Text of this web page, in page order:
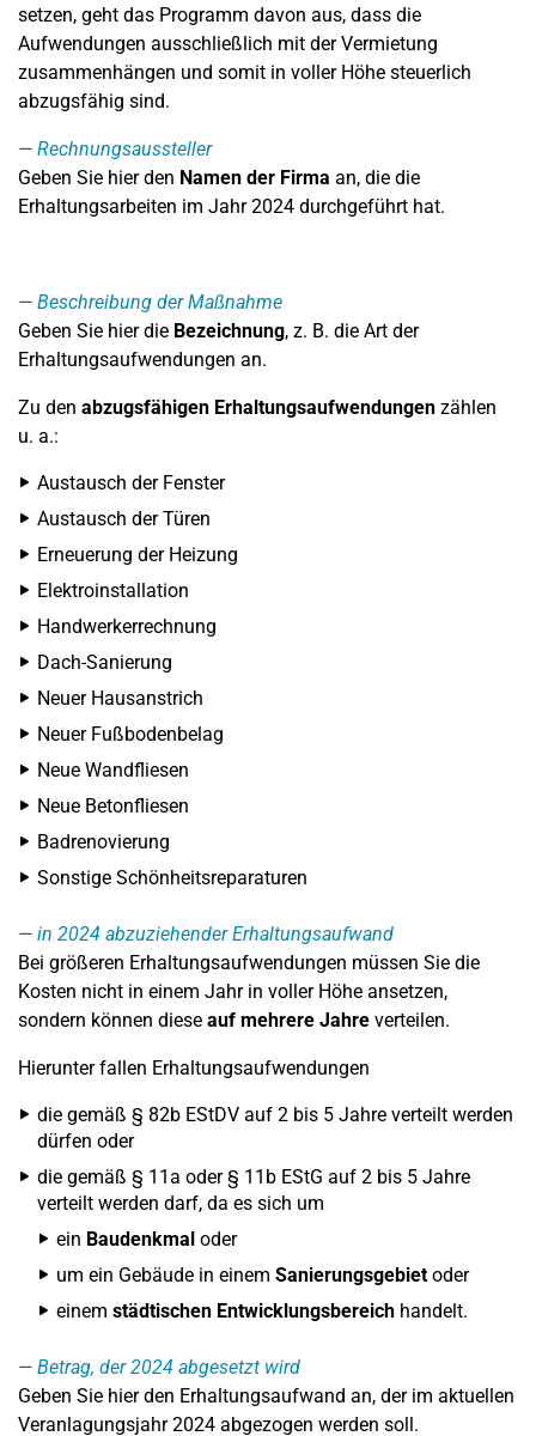
setzen, geht das Programm davon aus, dass die
Aufwendungen ausschließlich mit der Vermietung
zusammenhängen und somit in voller Höhe steuerlich
abzugsfähig sind.
Rechnungsaussteller
Geben Sie hier den Namen der Firma an, die die
Erhaltungsarbeiten im Jahr 2024 durchgeführt hat.
Beschreibung der Maßnahme
Geben Sie hier die Bezeichnung, z. B. die Art der
Erhaltungsaufwendungen an.
Zu den abzugsfähigen Erhaltungsaufwendungen zählen
u. a.:
Austausch der Fenster
Austausch der Türen
Erneuerung der Heizung
Elektroinstallation
Handwerkerrechnung
Dach-Sanierung
Neuer Hausanstrich
Neuer Fußbodenbelag
Neue Wandfliesen
Neue Betonfliesen
Badrenovierung
Sonstige Schönheitsreparaturen
in 2024 abzuziehender Erhaltungsaufwand
Bei größeren Erhaltungsaufwendungen müssen Sie die
Kosten nicht in einem Jahr in voller Höhe ansetzen,
sondern können diese auf mehrere Jahre verteilen.
Hierunter fallen Erhaltungsaufwendungen
die gemäß § 82b EStDV auf 2 bis 5 Jahre verteilt werden
dürfen oder
die gemäß § 11a oder § 11b EStG auf 2 bis 5 Jahre
verteilt werden darf, da es sich um
ein Baudenkmal oder
um ein Gebäude in einem Sanierungsgebietoder
einem städtischen Entwicklungsbereich handelt.
Betrag, der 2024 abgesetzt wird
Geben Sie hier den Erhaltungsaufwand an, der im aktuellen
Veranlagungsjahr 2024 abgezogen werden soll.